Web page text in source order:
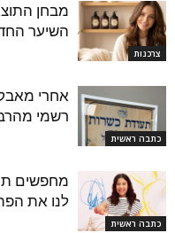
צרכנות
מבחן
השיער
כתבה ראשית
אחרי
רשמי
כתבה ראשית
מחפשים
לנו את